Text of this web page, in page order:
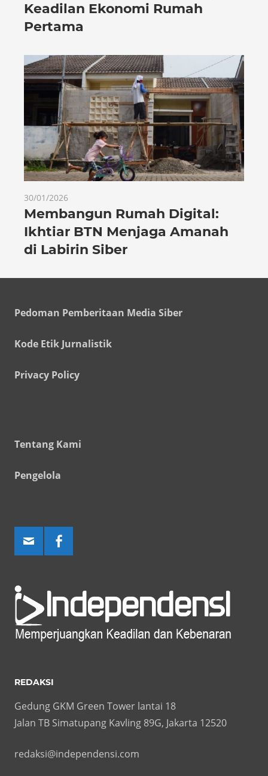
Keadilan Ekonomi Rumah
Pertama
30/01/2026
Membangun Rumah Digital:
Ikhtiar BTN Menjaga Amanah
di Labirin Siber
Pedoman Pemberitaan Media Siber
Kode Etik Jurnalistik
Privacy Policy
Tentang Kami
Pengelola
REDAKSI
Gedung GKM Green Tower lantai 18
Jalan TB Simatupang Kavling 89G, Jakarta 12520
redaksi@independensi.com